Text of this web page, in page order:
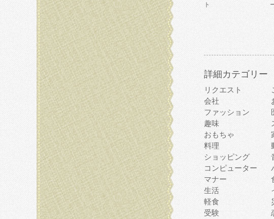
ト
詳細カテゴリー
リクエスト
会社
ファッション
趣味
おもちゃ
料理
ショッピング
コンピューター
マナー
生活
軽食
受験